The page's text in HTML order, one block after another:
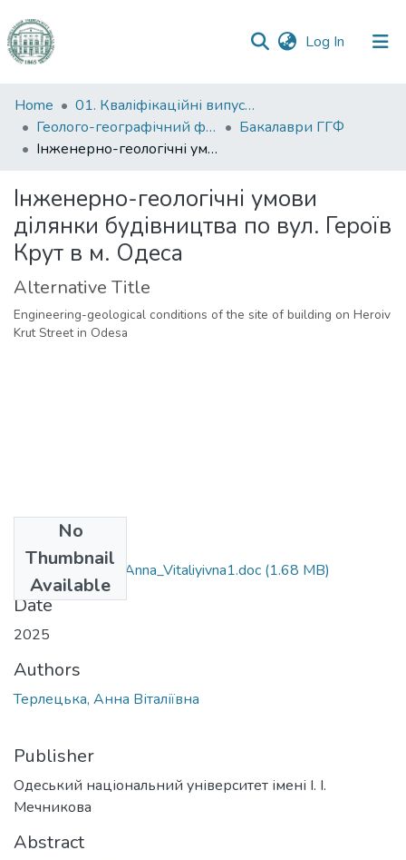
Log In (current)
Communities
&
Collections
Statistics
Home
01. Кваліфікаційні випускні роботи здобувачів вищої освіти
Геолого-географічний факультет
Бакалаври ГГФ
Інженерно-геологічні умови ділянки будівництва по вул. Героїв Крут в м. Одеса
Інженерно-геологічні умови
ділянки будівництва по вул. Героїв
Крут в м. Одеса
Alternative Title
Engineering-geological conditions of the site of building on Heroiv
Krut Street in Odesa
No
Thumbnail
Available
103_Terlets_ka _Anna_Vitaliyivna1.doc (1.68 MB)
Date
2025
Authors
Терлецька, Анна Віталіївна
Publisher
Одеський національний університет імені І. І.
Мечникова
Abstract